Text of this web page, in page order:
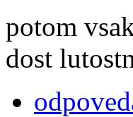
potom
dost